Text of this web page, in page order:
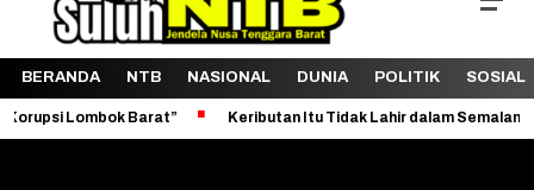
BERANDA NTB NASIONAL DUNIA POLITIK SOSIAL
Barat” Keributan Itu Tidak Lahir dalam Semalam